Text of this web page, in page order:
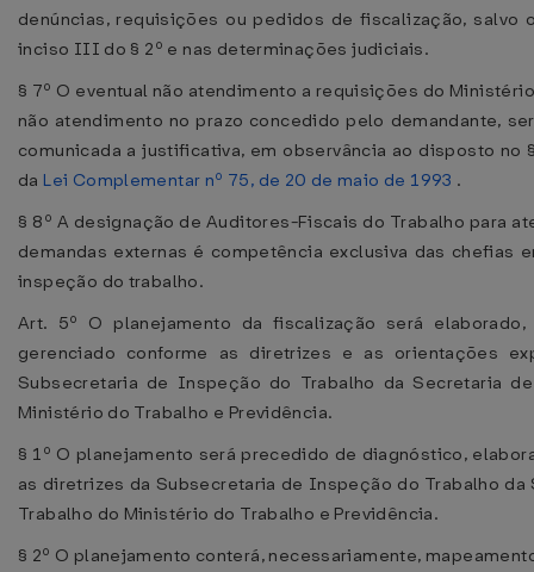
denúncias, requisições ou pedidos de fiscalização, salvo
inciso III do § 2º e nas determinações judiciais.
§ 7º O eventual não atendimento a requisições do
não atendimento no prazo concedido pelo demandante,
comunicada a justificativa, em observância ao disposto no
da Lei Complementar nº 75, de 20 de maio de 1993 .
§ 8º A designação de Auditores-Fiscais do Trabalho para
demandas externas é competência exclusiva das chefias
inspeção do trabalho.
Art. 5º O planejamento da fiscalização será elaborado,
gerenciado conforme as diretrizes e as orientações
Subsecretaria de Inspeção do Trabalho da Secretaria
Ministério do Trabalho e Previdência.
§ 1º O planejamento será precedido de diagnóstico,
as diretrizes da Subsecretaria de Inspeção do Trabalho da
Trabalho do Ministério do Trabalho e Previdência.
§ 2º O planejamento conterá, necessariamente,